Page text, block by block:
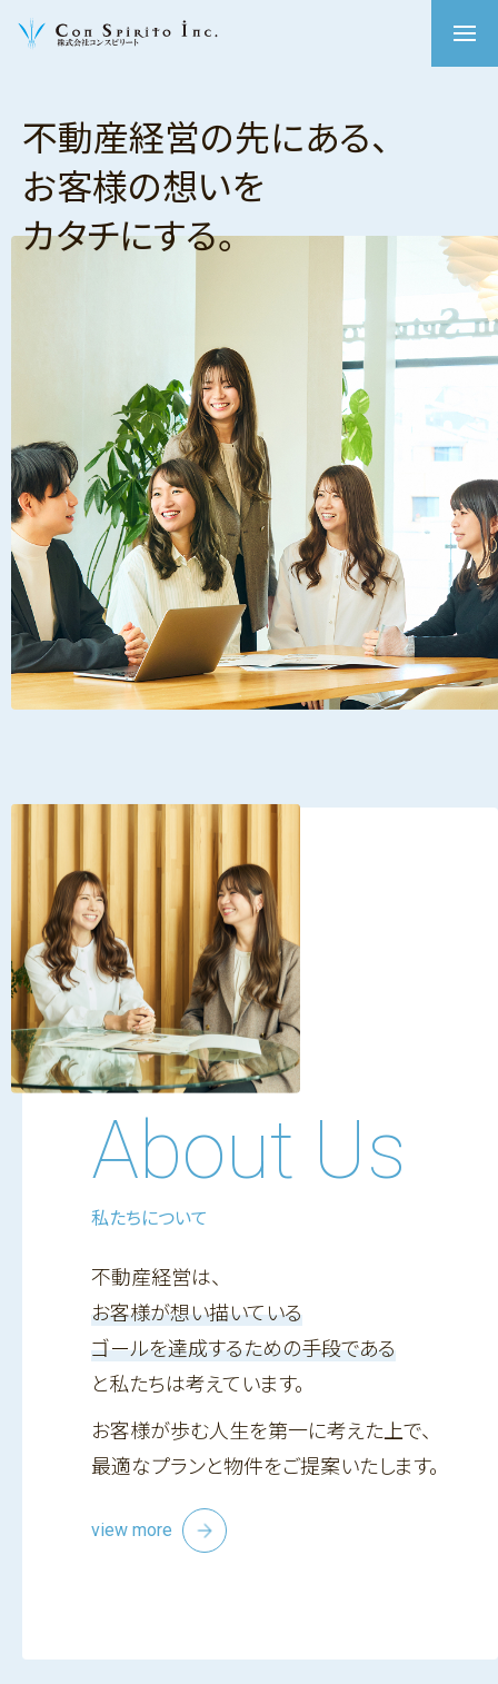
不動産経営の先にある、
お客様の想いを
カタチにする。
About Us
私たちについて
不動産経営は、
お客様が想い描いている
ゴールを達成するための手段である
と私たちは考えています。
お客様が歩む人生を第一に考えた上で、
最適なプランと物件をご提案いたします。
view more